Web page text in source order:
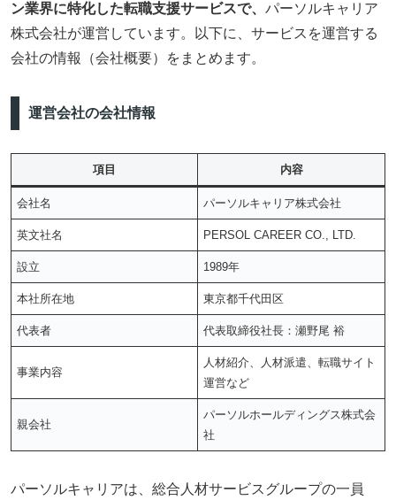
ン業界に特化した転職支援サービスで、 パーソルキャリア
株式会社が運営しています。以下に、サービスを運営する
会社の情報（会社概要）をまとめます。
運営会社の会社情報
項目 内容
会社名 パーソルキャリア株式会社
英文社名 PERSOL CAREER CO., LTD.
設立 1989年
本社所在地 東京都千代田区
代表者 代表取締役社長：瀬野尾 裕
事業内容
人材紹介、人材派遣、転職サイト
運営など
親会社
パーソルホールディングス株式会
社
パーソルキャリアは、総合人材サービスグループの一員